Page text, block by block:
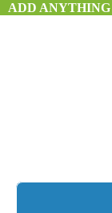
ADD